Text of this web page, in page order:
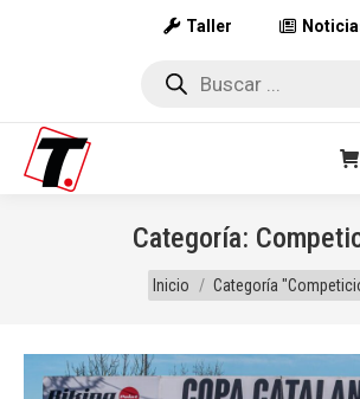
Taller
Búsqueda
Categoría:
Estás aquí:
Inicio Categoría